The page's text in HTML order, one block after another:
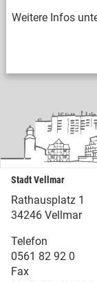
Weitere Infos
Stadt Vellmar
Rathausplatz 1
34246 Vellmar
Telefon
0561 82 92 0
Fax